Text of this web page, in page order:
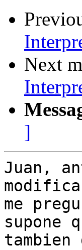
Next
]
Juan,
me
supone
tambien